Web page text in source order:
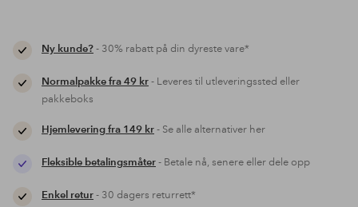
Ny kunde?- 30% rabatt på din dyreste vare*
Normalpakke fra 49 kr- Leveres til utleveringssted eller
pakkeboks
Hjemlevering fra 149 kr- Se alle alternativer her
Fleksible betalingsmåter- Betale nå, senere eller dele opp
Enkel retur- 30 dagers returrett*